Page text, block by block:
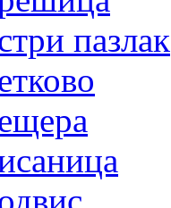
пазлак